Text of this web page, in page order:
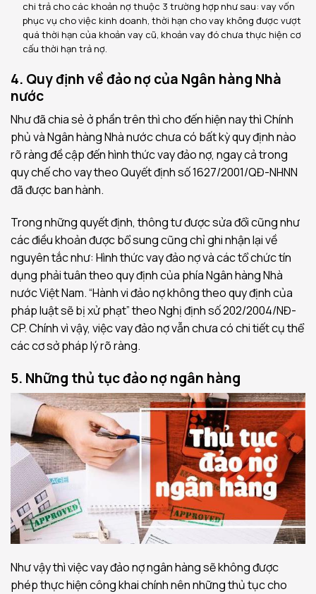
chi trả cho các khoản nợ thuộc 3 trường hợp như sau: vay vốn
phục vụ cho việc kinh doanh, thời hạn cho vay không được vượt
quá thời hạn của khoản vay cũ, khoản vay đó chưa thực hiện cơ
cấu thời hạn trả nợ.
4. Quy định về đảo nợ của Ngân hàng Nhà
nước
Như đã chia sẻ ở phần trên thì cho đến hiện nay thì Chính
phủ và Ngân hàng Nhà nước chưa có bất kỳ quy định nào
rõ ràng đề cập đến hình thức vay đảo nợ, ngay cả trong
quy chế cho vay theo Quyết định số 1627/2001/QĐ-NHNN
đã được ban hành.
Trong những quyết định, thông tư được sửa đổi cũng như
các điều khoản được bổ sung cũng chỉ ghi nhận lại về
nguyên tắc như: Hình thức vay đảo nợ và các tổ chức tín
dụng phải tuân theo quy định của phía Ngân hàng Nhà
nước Việt Nam. “Hành vi đảo nợ không theo quy định của
pháp luật sẽ bị xử phạt” theo Nghị định số 202/2004/NĐ-
CP. Chính vì vậy, việc vay đảo nợ vẫn chưa có chi tiết cụ thể
các cơ sở pháp lý rõ ràng.
5. Những thủ tục đảo nợ ngân hàng
Như vậy thì việc vay đảo nợ ngân hàng sẽ không được
phép thực hiện công khai chính nên những thủ tục cho